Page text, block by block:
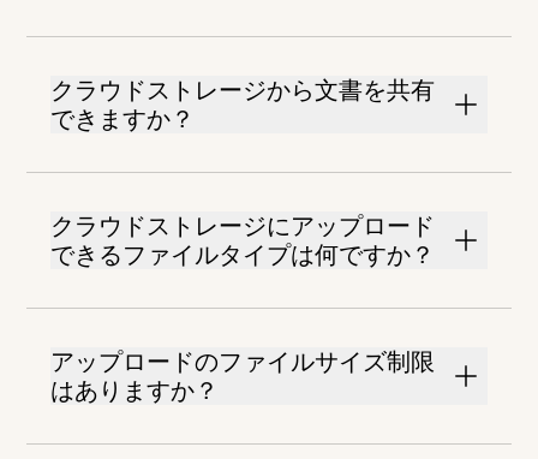
クラウドストレージから文書を共有
できますか？
クラウドストレージにアップロード
できるファイルタイプは何ですか？
アップロードのファイルサイズ制限
はありますか？